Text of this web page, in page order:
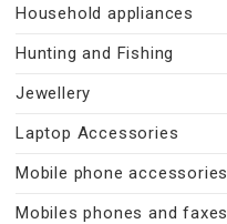
Household appliances
Hunting and Fishing
Jewellery
Laptop Accessories
Mobile phone accessories
Mobiles phones and faxes